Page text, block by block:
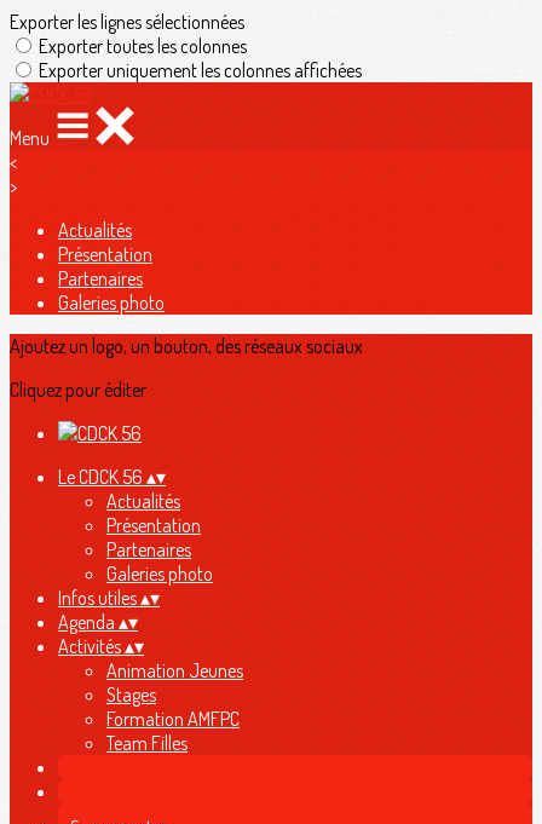
Exporter les lignes sélectionnées
Exporter toutes les colonnes
Exporter uniquement les colonnes affichées
Menu
<
>
Actualités
Présentation
Partenaires
Galeries photo
Ajoutez un logo, un bouton, des réseaux sociaux
Cliquez pour éditer
Le CDCK 56 ▴▾
Actualités
Présentation
Partenaires
Galeries photo
Infos utiles▴▾
Agenda ▴▾
Activités▴▾
Animation Jeunes
Stages
Formation AMFPC
Team Filles